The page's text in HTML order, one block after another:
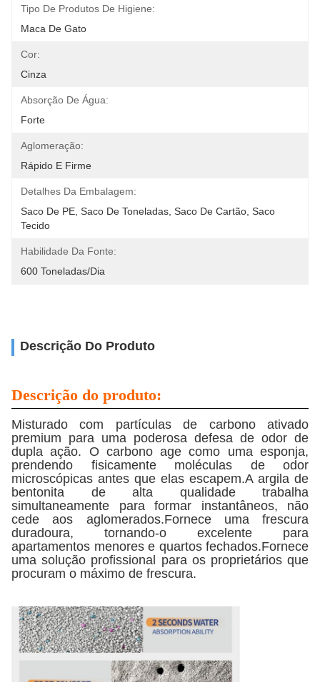
Tipo De Produtos De Higiene:
Maca De Gato
Cor:
Cinza
Absorção De Água:
Forte
Aglomeração:
Rápido E Firme
Detalhes Da Embalagem:
Saco De PE, Saco De Toneladas, Saco De Cartão, Saco
Tecido
Habilidade Da Fonte:
600 Toneladas/dia
Descrição Do Produto
Descrição do produto:
Misturado com partículas de carbono ativado
premium para uma poderosa defesa de odor de
dupla ação. O carbono age como uma esponja,
prendendo fisicamente moléculas de odor
microscópicas antes que elas escapem.A argila de
bentonita de alta qualidade trabalha
simultaneamente para formar instantâneos, não
cede aos aglomerados.Fornece uma frescura
duradoura, tornando-o excelente para
apartamentos menores e quartos fechados.Fornece
uma solução profissional para os proprietários que
procuram o máximo de frescura.